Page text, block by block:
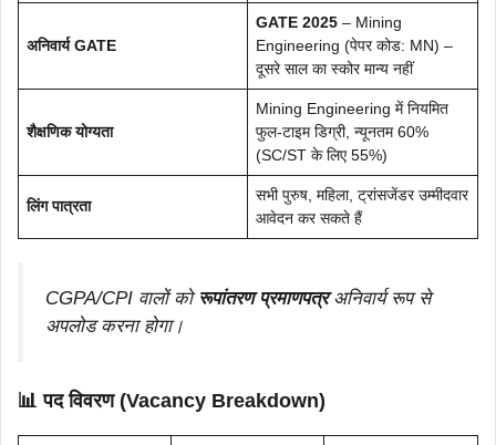
अनिवार्य GATE
GATE 2025 – Mining
Engineering (पेपर कोड: MN) –
दूसरे साल का स्कोर मान्य नहीं
शैक्षणिक योग्यता
Mining Engineering में नियमित
फुल-टाइम डिग्री, न्यूनतम 60%
(SC/ST के लिए 55%)
लिंग पात्रता
सभी पुरुष, महिला, ट्रांसजेंडर उम्मीदवार
आवेदन कर सकते हैं
CGPA/CPI वालों को रूपांतरण प्रमाणपत्रअनिवार्य रूप से
अपलोड करना होगा।
📊 पद विवरण (Vacancy Breakdown)